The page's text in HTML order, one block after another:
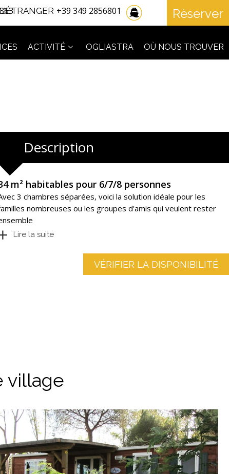
+39 349 2856801
ACTIVITÉ OGLIASTRA OÙ NOUS TROUVER
Rèserver
Description
m² habitables pour 6/7/8 personnes
3 chambres séparées, voici la solution idéale pour les
nombreuses ou les groupes d'amis qui veulent rester
Lire la suite
VÉRIFIER LA DISPONIBILITÉ
village